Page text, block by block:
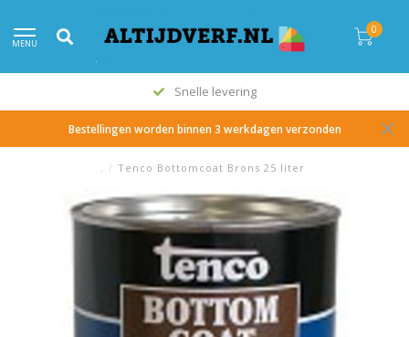
MENU
0
Snelle levering
Bestellingen worden binnen 3 werkdagen verzonden
. / Tenco Bottomcoat Brons 25 liter